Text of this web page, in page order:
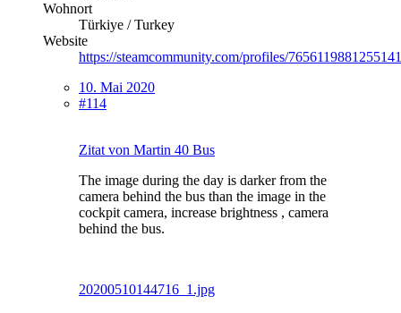
Wohnort
Türkiye / Turkey
Website
https://steamcommunity.com/profiles/
10. Mai 2020
#114
Zitat von Martin 40 Bus
The image during the day is darker from the
camera behind the bus than the image in the
cockpit camera, increase brightness , camera
behind the bus.
20200510144716_1.jpg